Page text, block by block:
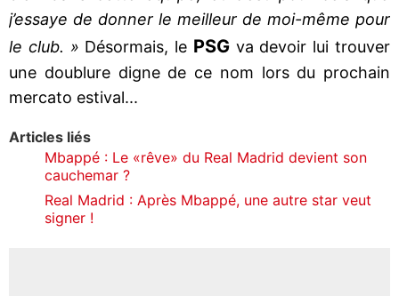
j’essaye de donner le meilleur de moi-même pour
le club. » Désormais, le PSG va devoir lui trouver
une doublure digne de ce nom lors du prochain
mercato estival...
Articles liés
Mbappé : Le «rêve» du Real Madrid devient son
cauchemar ?
Real Madrid : Après Mbappé, une autre star veut
signer !